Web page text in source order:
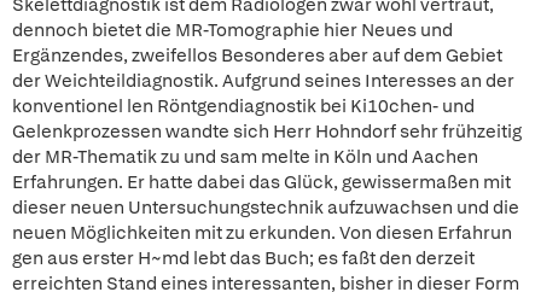
Skelettdiagnostik ist dem Radiologen zwar wohl vertraut,
dennoch bietet die MR-Tomographie hier Neues und
Ergänzendes, zweifellos Besonderes aber auf dem Gebiet
der Weichteildiagnostik. Aufgrund seines Interesses an der
konventionel len Röntgendiagnostik bei Ki10chen- und
Gelenkprozessen wandte sich Herr Hohndorf sehr frühzeitig
der MR-Thematik zu und sam melte in Köln und Aachen
Erfahrungen. Er hatte dabei das Glück, gewissermaßen mit
dieser neuen Untersuchungstechnik aufzuwachsen und die
neuen Möglichkeiten mit zu erkunden. Von diesen Erfahrun
gen aus erster H~md lebt das Buch; es faßt den derzeit
erreichten Stand eines interessanten, bisher in dieser Form